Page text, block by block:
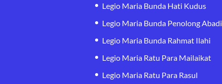
Legio Maria Bunda Hati Kudus
Legio Maria Bunda Penolong Abadi
Legio Maria Bunda Rahmat Ilahi
Legio Maria Ratu Para Mailaikat
Legio Maria Ratu Para Rasul